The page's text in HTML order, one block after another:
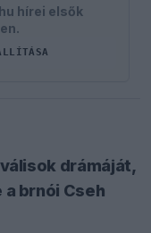
hírei elsők
drámáját,
brnói Cseh